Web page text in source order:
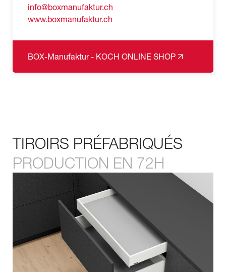
info@boxmanufaktur.ch
www.boxmanufaktur.ch
BOX-Manufaktur - KOCH ONLINE SHOP
TIROIRS PRÉFABRIQUÉS
PRODUCTION EN 72H